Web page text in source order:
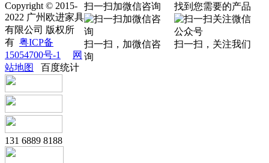
找到您需要的产品
扫一扫，关注我们
扫一扫加微信咨询
扫一扫，加微信咨
询
Copyright © 2015-
2022 广州欧进家具
有限公司 版权所
有 粤ICP备
15054700号-1
网
站地图
百度统计
131 6889 8188